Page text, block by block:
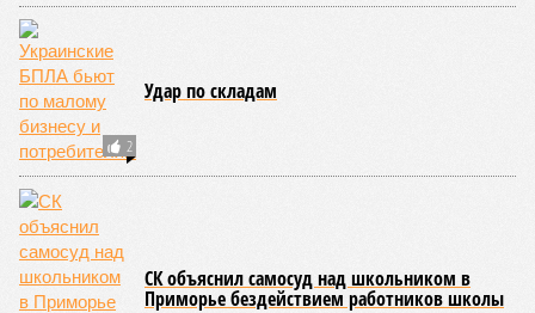
2
Удар по складам
СК объяснил самосуд над школьником в
Приморье бездействием работников школы